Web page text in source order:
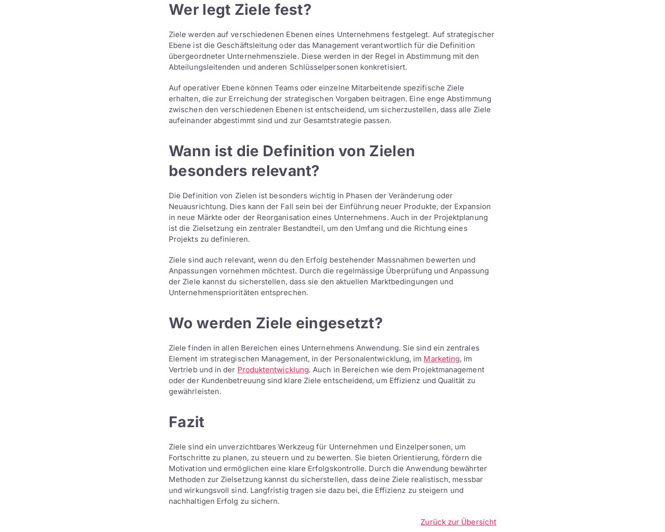
Wer legt Ziele fest?
Ziele werden auf verschiedenen Ebenen eines Unternehmens festgelegt. Auf strategischer
Ebene ist die Geschäftsleitung oder das Management verantwortlich für die Definition
übergeordneter Unternehmensziele. Diese werden in der Regel in Abstimmung mit den
Abteilungsleitenden und anderen Schlüsselpersonen konkretisiert.
Auf operativer Ebene können Teams oder einzelne Mitarbeitende spezifische Ziele
erhalten, die zur Erreichung der strategischen Vorgaben beitragen. Eine enge Abstimmung
zwischen den verschiedenen Ebenen ist entscheidend, um sicherzustellen, dass alle Ziele
aufeinander abgestimmt sind und zur Gesamtstrategie passen.
Wann ist die Definition von Zielen
besonders relevant?
Die Definition von Zielen ist besonders wichtig in Phasen der Veränderung oder
Neuausrichtung. Dies kann der Fall sein bei der Einführung neuer Produkte, der Expansion
in neue Märkte oder der Reorganisation eines Unternehmens. Auch in der Projektplanung
ist die Zielsetzung ein zentraler Bestandteil, um den Umfang und die Richtung eines
Projekts zu definieren.
Ziele sind auch relevant, wenn du den Erfolg bestehender Massnahmen bewerten und
Anpassungen vornehmen möchtest. Durch die regelmässige Überprüfung und Anpassung
der Ziele kannst du sicherstellen, dass sie den aktuellen Marktbedingungen und
Unternehmensprioritäten entsprechen.
Wo werden Ziele eingesetzt?
Ziele finden in allen Bereichen eines Unternehmens Anwendung. Sie sind ein zentrales
Element im strategischen Management, in der Personalentwicklung, im Marketing, im
Vertrieb und in der Produktentwicklung. Auch in Bereichen wie dem Projektmanagement
oder der Kundenbetreuung sind klare Ziele entscheidend, um Effizienz und Qualität zu
gewährleisten.
Fazit
Ziele sind ein unverzichtbares Werkzeug für Unternehmen und Einzelpersonen, um
Fortschritte zu planen, zu steuern und zu bewerten. Sie bieten Orientierung, fördern die
Motivation und ermöglichen eine klare Erfolgskontrolle. Durch die Anwendung bewährter
Methoden zur Zielsetzung kannst du sicherstellen, dass deine Ziele realistisch, messbar
und wirkungsvoll sind. Langfristig tragen sie dazu bei, die Effizienz zu steigern und
nachhaltigen Erfolg zu sichern.
Zurück zur Übersicht